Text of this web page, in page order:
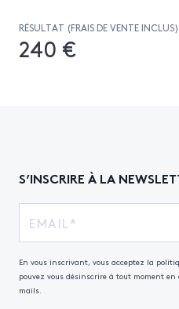
RÉSULTAT (FRAIS DE VENTE INCLUS)
240 €
S’INSCRIRE À LA
En vous inscrivant, vous acceptez la
pouvez vous désinscrire à tout moment
mails.